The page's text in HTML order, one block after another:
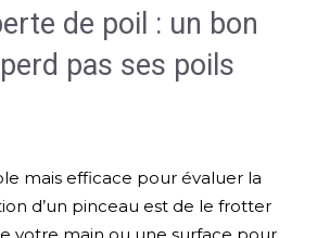
de poil : un bon
pas ses poils
mais efficace pour évaluer la
d’un pinceau est de le frotter